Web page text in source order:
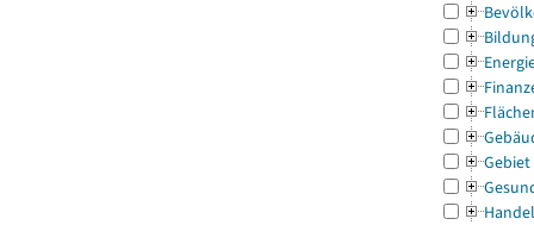
Gebiet